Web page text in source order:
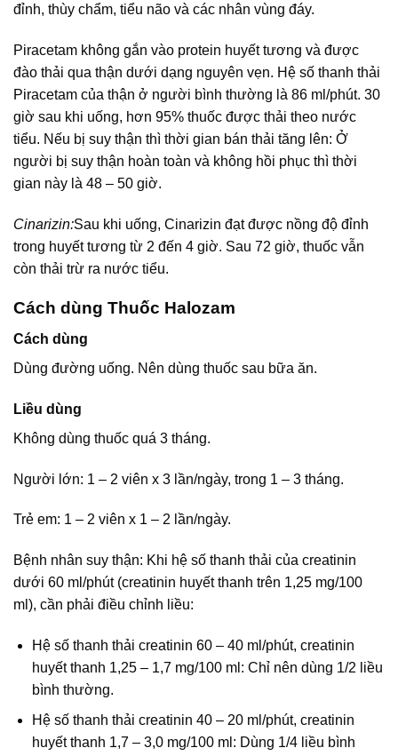
đỉnh, thùy chẩm, tiểu não và các nhân vùng đáy.
Piracetam không gắn vào protein huyết tương và được
đào thải qua thận dưới dạng nguyên vẹn. Hệ số thanh thải
Piracetam của thận ở người bình thường là 86 ml/phút. 30
giờ sau khi uống, hơn 95% thuốc được thải theo nước
tiểu. Nếu bị suy thận thì thời gian bán thải tăng lên: Ở
người bị suy thận hoàn toàn và không hồi phục thì thời
gian này là 48 – 50 giờ.
Cinarizin:Sau khi uống, Cinarizin đạt được nồng độ đỉnh
trong huyết tương từ 2 đến 4 giờ. Sau 72 giờ, thuốc vẫn
còn thải trừ ra nước tiểu.
Cách dùng Thuốc Halozam
Cách dùng
Dùng đường uống. Nên dùng thuốc sau bữa ăn.
Liều dùng
Không dùng thuốc quá 3 tháng.
Người lớn: 1 – 2 viên x 3 lần/ngày, trong 1 – 3 tháng.
Trẻ em: 1 – 2 viên x 1 – 2 lần/ngày.
Bệnh nhân suy thận: Khi hệ số thanh thải của creatinin
dưới 60 ml/phút (creatinin huyết thanh trên 1,25 mg/100
ml), cần phải điều chỉnh liều:
Hệ số thanh thải creatinin 60 – 40 ml/phút, creatinin
huyết thanh 1,25 – 1,7 mg/100 ml: Chỉ nên dùng 1/2 liều
bình thường.
Hệ số thanh thải creatinin 40 – 20 ml/phút, creatinin
huyết thanh 1,7 – 3,0 mg/100 ml: Dùng 1/4 liều bình